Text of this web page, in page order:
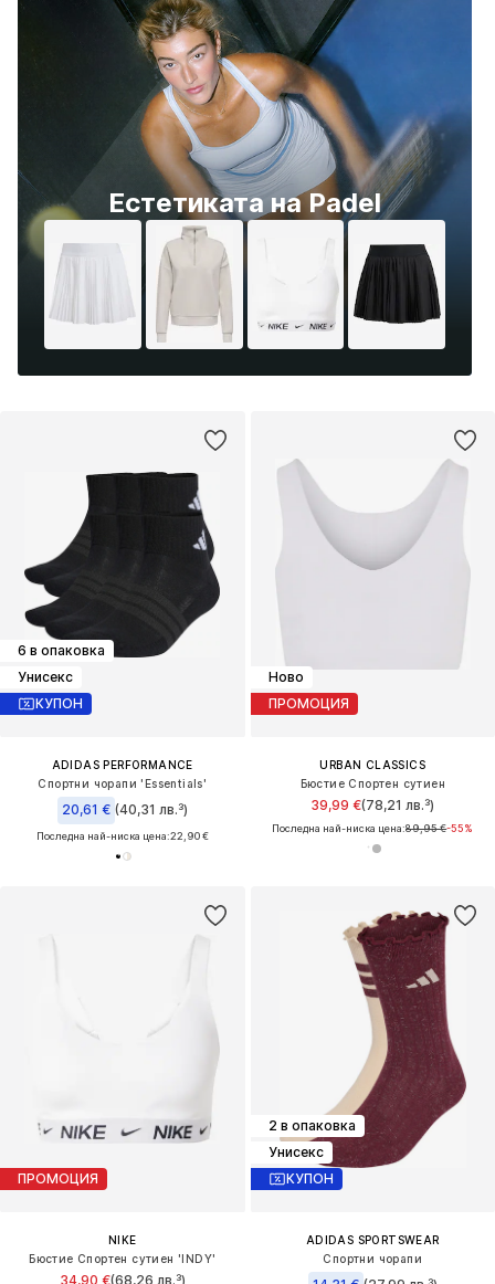
Естетиката на Padel
6 в опаковка
Унисекс
КУПОН
ADIDAS PERFORMANCE
Спортни чорапи 'Essentials'
20,61 € (40,31 лв.³)
Последна най-ниска цена:22,90 €
Ново
ПРОМОЦИЯ
URBAN CLASSICS
Бюстие Спортен сутиен
39,99 €(78,21 лв.³)
Последна най-ниска цена:89,95 €-55%
ПРОМОЦИЯ
NIKE
Бюстие Спортен сутиен 'INDY'
34,90 €(68,26 лв.³)
2 в опаковка
Унисекс
КУПОН
ADIDAS SPORTSWEAR
Спортни чорапи